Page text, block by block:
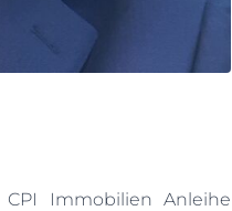
Immobilien Anleihe